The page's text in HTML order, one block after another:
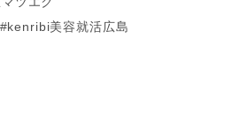
美容就活広島